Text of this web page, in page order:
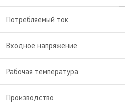
Потребляемый ток
Входное напряжение
Рабочая температура
Производство